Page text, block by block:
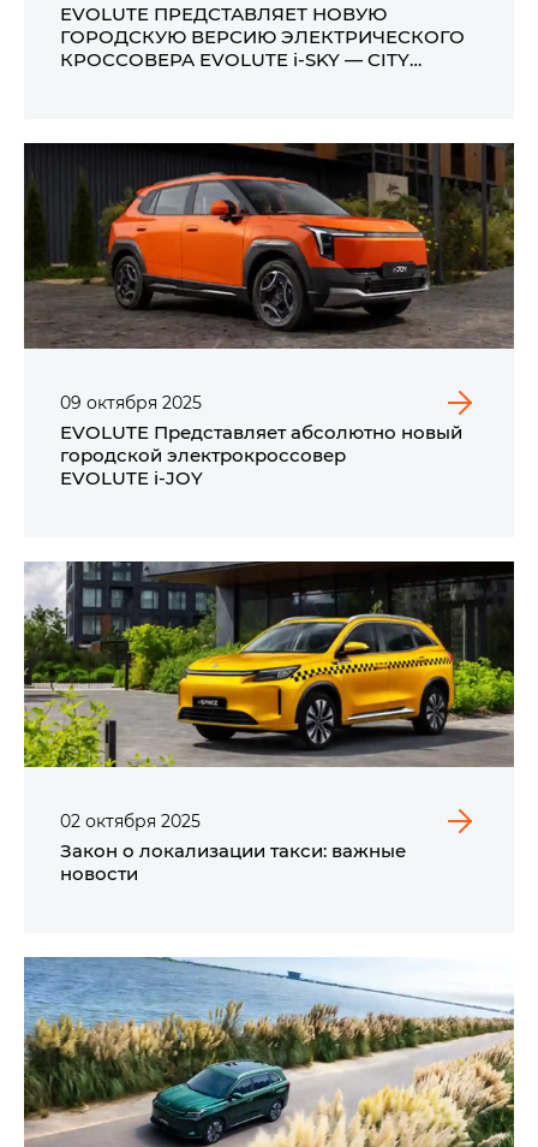
EVOLUTE ПРЕДСТАВЛЯЕТ НОВУЮ
ГОРОДСКУЮ ВЕРСИЮ ЭЛЕКТРИЧЕСКОГО
КРОССОВЕРА EVOLUTE i‑SKY — CITY
09 октября 2025
EVOLUTE Представляет абсолютно новый
городской электрокроссовер
EVOLUTE i‑JOY
02 октября 2025
Закон о локализации такси: важные
новости